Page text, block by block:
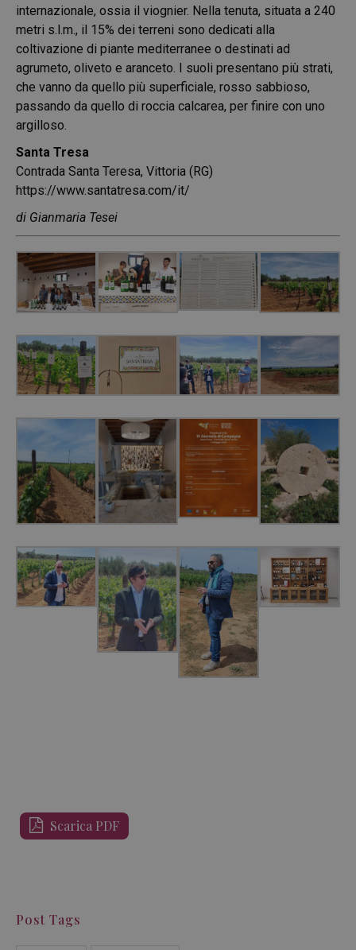
internazionale, ossia il viognier. Nella tenuta, situata a 240
metri s.l.m., il 15% dei terreni sono dedicati alla
coltivazione di piante mediterranee o destinati ad
agrumeto, oliveto e aranceto. I suoli presentano più strati,
che vanno da quello più superficiale, rosso sabbioso,
passando da quello di roccia calcarea, per finire con uno
argilloso.
Santa Tresa
Contrada Santa Teresa, Vittoria (RG)
https://www.santatresa.com/it/
di Gianmaria Tesei
Scarica PDF
Post Tags